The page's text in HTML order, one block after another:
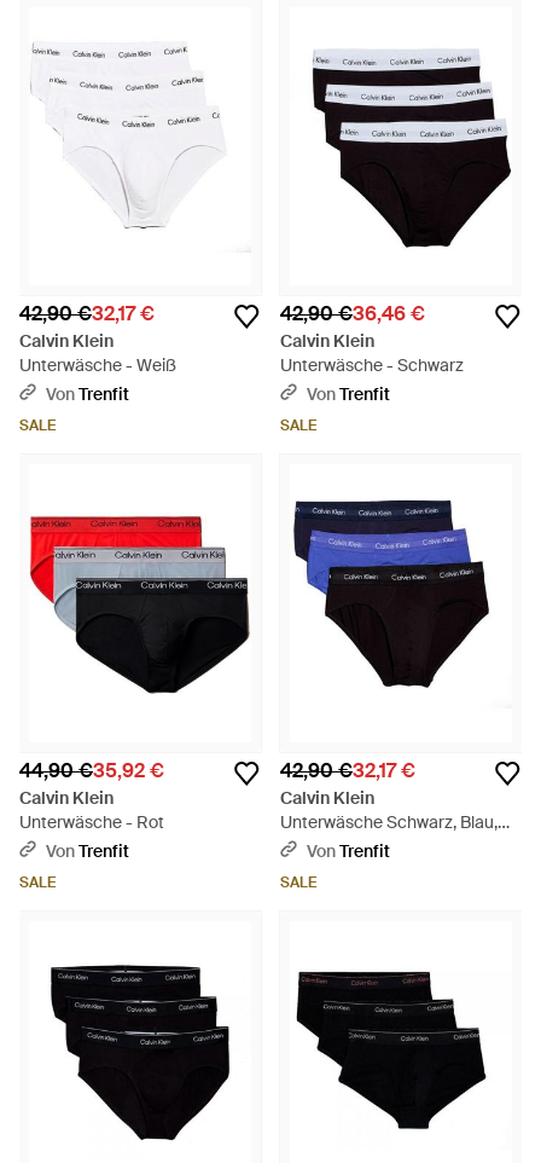
42,90 €32,17 €
Calvin Klein
Unterwäsche - Weiß
VonTrenfit
SALE
42,90 €36,46 €
Calvin Klein
Unterwäsche - Schwarz
VonTrenfit
SALE
44,90 €35,92 €
Calvin Klein
Unterwäsche - Rot
VonTrenfit
SALE
42,90 €32,17 €
Calvin Klein
Unterwäsche Schwarz, Blau,
Blau - Schwarz
VonTrenfit
SALE